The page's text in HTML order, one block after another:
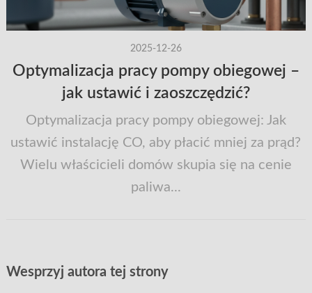
2025-12-26
Optymalizacja pracy pompy obiegowej –
jak ustawić i zaoszczędzić?
Optymalizacja pracy pompy obiegowej: Jak
ustawić instalację CO, aby płacić mniej za prąd?
Wielu właścicieli domów skupia się na cenie
paliwa...
Wesprzyj autora tej strony